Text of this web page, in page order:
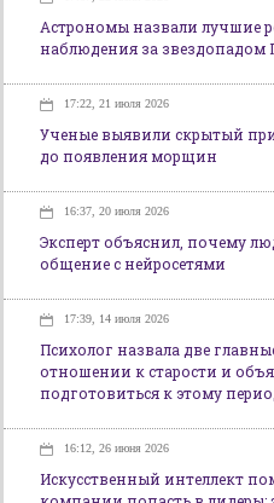
Астрономы назвали лучшие
наблюдения за звездопадом
17:22, 21 июля 2026
Ученые выявили скрытый
до появления морщин
16:37, 20 июля 2026
Эксперт объяснил, почему
общение с нейросетями
17:39, 14 июля 2026
Психолог назвала две
отношении к старости и
подготовиться к этому
16:12, 26 июня 2026
Искусственный интеллект